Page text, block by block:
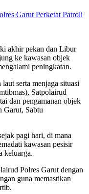
akhir pekan dan Libur
ke kawasan objek
peningkatan.
serta menjaga situasi
Satpolairud
dan pengamanan objek
Garut, Sabtu
pagi hari, di mana
kawasan pesisir
keluarga.
Polres Garut dengan
guna memastikan